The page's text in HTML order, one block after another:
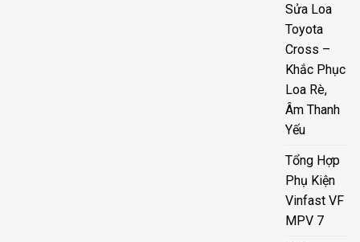
Sửa Loa
Toyota
Cross –
Khắc Phục
Loa Rè,
Âm Thanh
Yếu
Tổng Hợp
Phụ Kiện
Vinfast VF
MPV 7